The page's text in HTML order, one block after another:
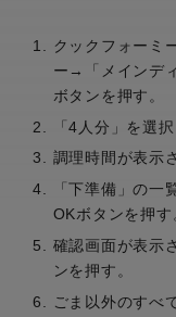
クックフォーミ
ー→「メインデ
ボタンを押す。
「4人分」を選
調理時間が表示
「下準備」の一
OKボタンを押す
確認画面が表示
ンを押す。
ごま以外のすべ